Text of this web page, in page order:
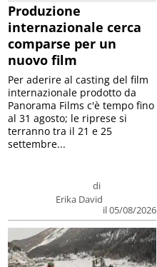
Produzione
internazionale cerca
comparse per un
nuovo film
di
Erika David
il 05/08/2026
Per aderire al casting del film
internazionale prodotto da
Panorama Films c'è tempo fino
al 31 agosto; le riprese si
terranno tra il 21 e 25
settembre...